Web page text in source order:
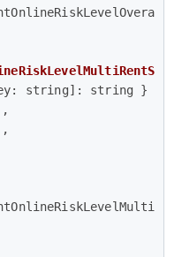
: string]: string } = {
,
,